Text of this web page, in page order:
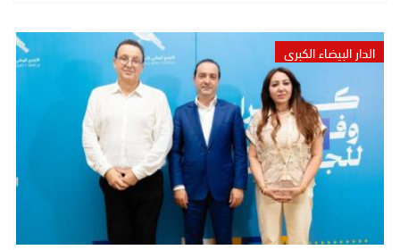
الدار البيضاء الكبرى